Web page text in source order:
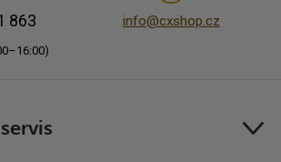
863 info@cxshop.cz